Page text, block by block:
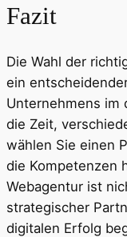
Fazit
Die Wahl der
ein
Unternehmens im
die Zeit,
wählen Sie einen
die Kompetenzen
Webagentur ist
strategischer
digitalen Erfolg